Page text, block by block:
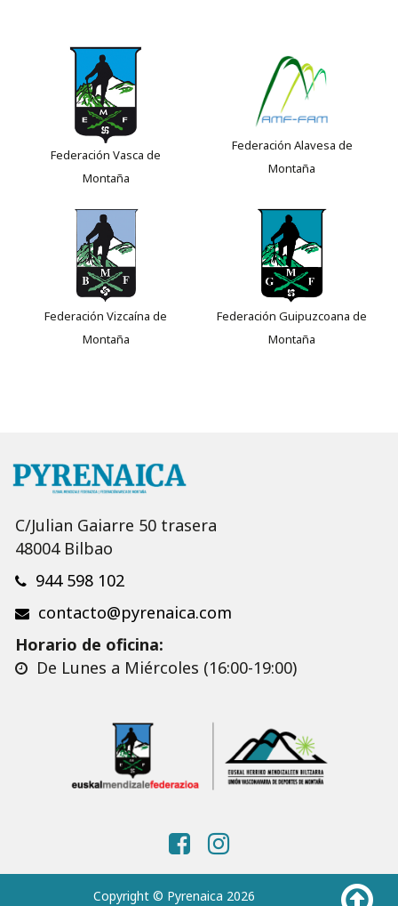
Federación Vasca de
Montaña
Federación Alavesa de
Montaña
Federación Vizcaína de
Montaña
Federación Guipuzcoana de
Montaña
C/Julian Gaiarre 50 trasera
48004 Bilbao
944 598 102
contacto@pyrenaica.com
Horario de oficina:
De Lunes a Miércoles (16:00-19:00)
Copyright © Pyrenaica 2026